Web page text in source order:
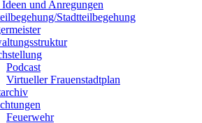
und Anregungen
Stadtteilbegehung
Podcast
Virtueller Frauenstadtplan
Feuerwehr